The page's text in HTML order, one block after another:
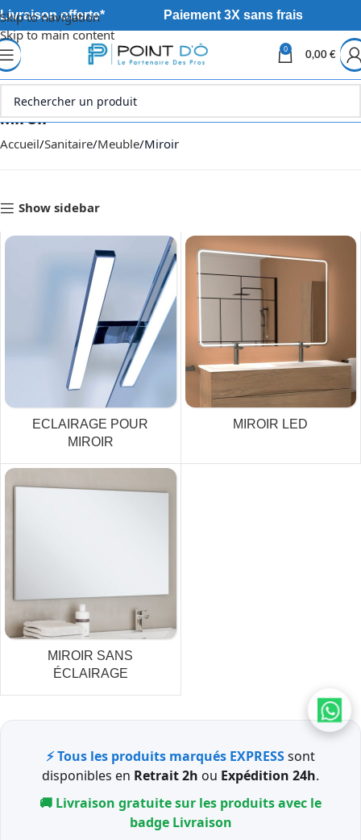
Skip to navigation
Skip to main content
Livraison offerte* Paiement 3X sans frais
0
0,00 €
Miroir
Accueil Sanitaire Meuble Miroir
Show sidebar
ECLAIRAGE POUR
MIROIR
MIROIR LED
MIROIR SANS
ÉCLAIRAGE
⚡ Tous les produits marqués EXPRESSsont
disponibles en Retrait 2h ou Expédition 24h.
🚚 Livraison gratuite sur les produits avec le
badge Livraison